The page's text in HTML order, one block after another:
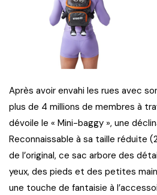
Après avoir envahi les rues avec
plus de 4 millions de membres à
dévoile le « Mini-baggy », une
Reconnaissable à sa taille réduite
de l’original, ce sac arbore des
yeux, des pieds et des petites
une touche de fantaisie à